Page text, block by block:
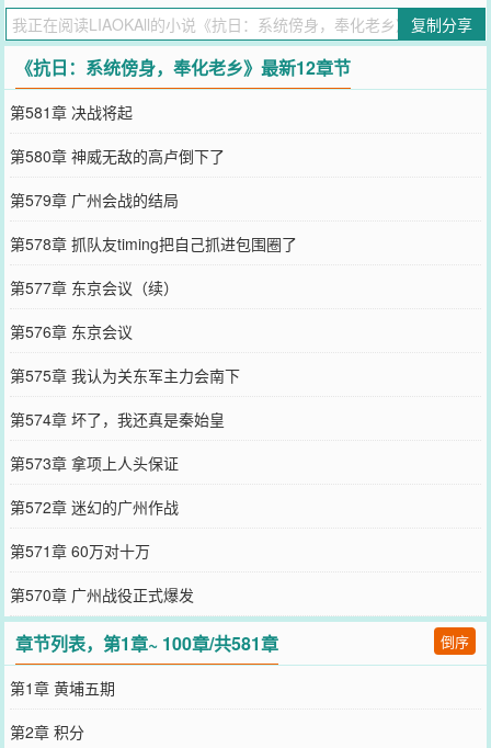
犹在眼前，短短数年后，淞沪竟至于一变而为我的葬身之地了吗！？
无论怎么讲，会战兵力是八十万对三十万，优势在我！！！\n看着远
处的淞沪地区，来自宁波的奉化老乡胡宇暗暗打气。\n就在胡宇的心
情有些沉重时，一个声音在脑海中响起：“叮……抗日武装系统已绑
定……”\n闻言，胡宇哈哈大笑，道：“无论怎么讲，优势真在
我！！！”\n（抗战爽文，但不是无脑爽，也不是抗日神剧，可以放心
大胆的入……）
您要是觉得《抗日：系统傍身，奉化老乡
您QQ群和微博微信里的朋友推荐哦！
复制分享
《抗日：系统傍身，奉化老乡》最新12章节
第581章 决战将起
第580章 神威无敌的高卢倒下了
第579章 广州会战的结局
第578章 抓队友timing把自己抓进包围圈了
第577章 东京会议（续）
第576章 东京会议
第575章 我认为关东军主力会南下
第574章 坏了，我还真是秦始皇
第573章 拿项上人头保证
第572章 迷幻的广州作战
第571章 60万对十万
第570章 广州战役正式爆发
章节列表，第1章~ 100章/共581章 倒序
第1章 黄埔五期
第2章 积分